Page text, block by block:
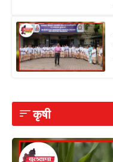
कृषी